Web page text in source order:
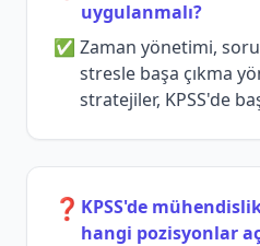
uygulanmalı?
Zaman yönetimi,
stresle başa çıkma
stratejiler, KPSS'de
❓ KPSS'de
hangi pozisyonlar